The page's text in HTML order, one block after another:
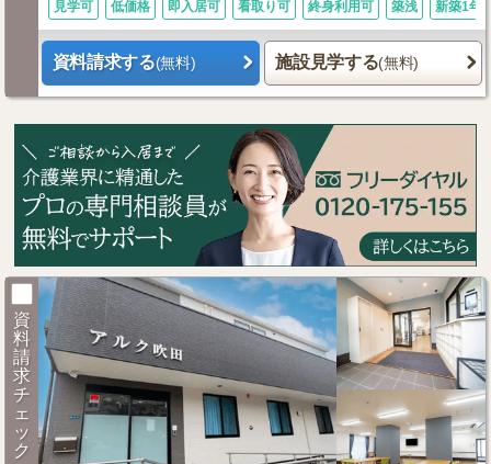
見学可 低価格 即入居可 看取り可 終身利用可 築浅 新築1年
資料請求する(無料) 施設見学する(無料)
資
料
請
求
チ
ェ
ッ
ク